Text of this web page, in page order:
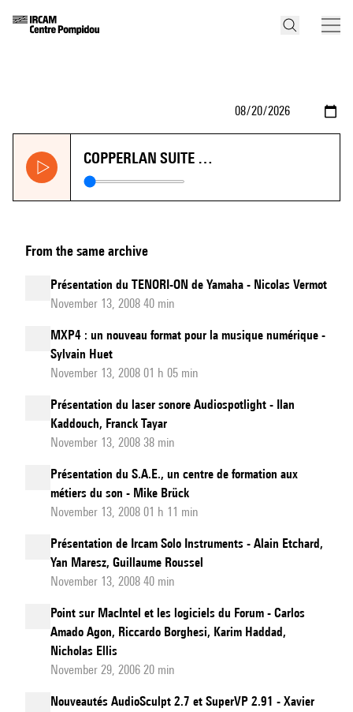
COPPERLAN SUITE …
From the same archive
Présentation du TENORI-ON de Yamaha - Nicolas Vermot
November 13, 2008 40 min
MXP4 : un nouveau format pour la musique numérique -
Sylvain Huet
November 13, 2008 01 h 05 min
Présentation du laser sonore Audiospotlight - Ilan
Kaddouch, Franck Tayar
November 13, 2008 38 min
Présentation du S.A.E., un centre de formation aux
métiers du son - Mike Brück
November 13, 2008 01 h 11 min
Présentation de Ircam Solo Instruments - Alain Etchard,
Yan Maresz, Guillaume Roussel
November 13, 2008 40 min
Point sur MacIntel et les logiciels du Forum - Carlos
Amado Agon, Riccardo Borghesi, Karim Haddad,
Nicholas Ellis
November 29, 2006 20 min
Nouveautés AudioSculpt 2.7 et SuperVP 2.91 - Xavier